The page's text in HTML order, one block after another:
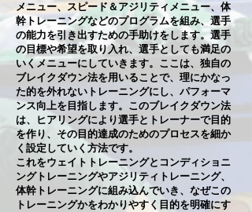
メニュー、スピード＆アジリティメニュー、体
幹トレーニングなどのプログラムを組み、選手
の能力を引き出すための手助けをします。選手
の目標や希望を取り入れ、選手としても満足の
いくメニューにしていきます。ここは、独自の
ブレイクダウン法を用いることで、理にかなっ
た的を外れないトレーニングにし、パフォーマ
ンス向上を目指します。このブレイクダウン法
は、ヒアリングにより選手とトレーナーで目的
を作り、その目的達成のためのプロセスを細か
く設定していく方法です。
これをウェイトトレーニングとコンディショニ
ングトレーニングやアジリティトレーニング、
体幹トレーニングに組み込んでいき、なぜこの
トレーニングかをわかりやすく目的を明確にす